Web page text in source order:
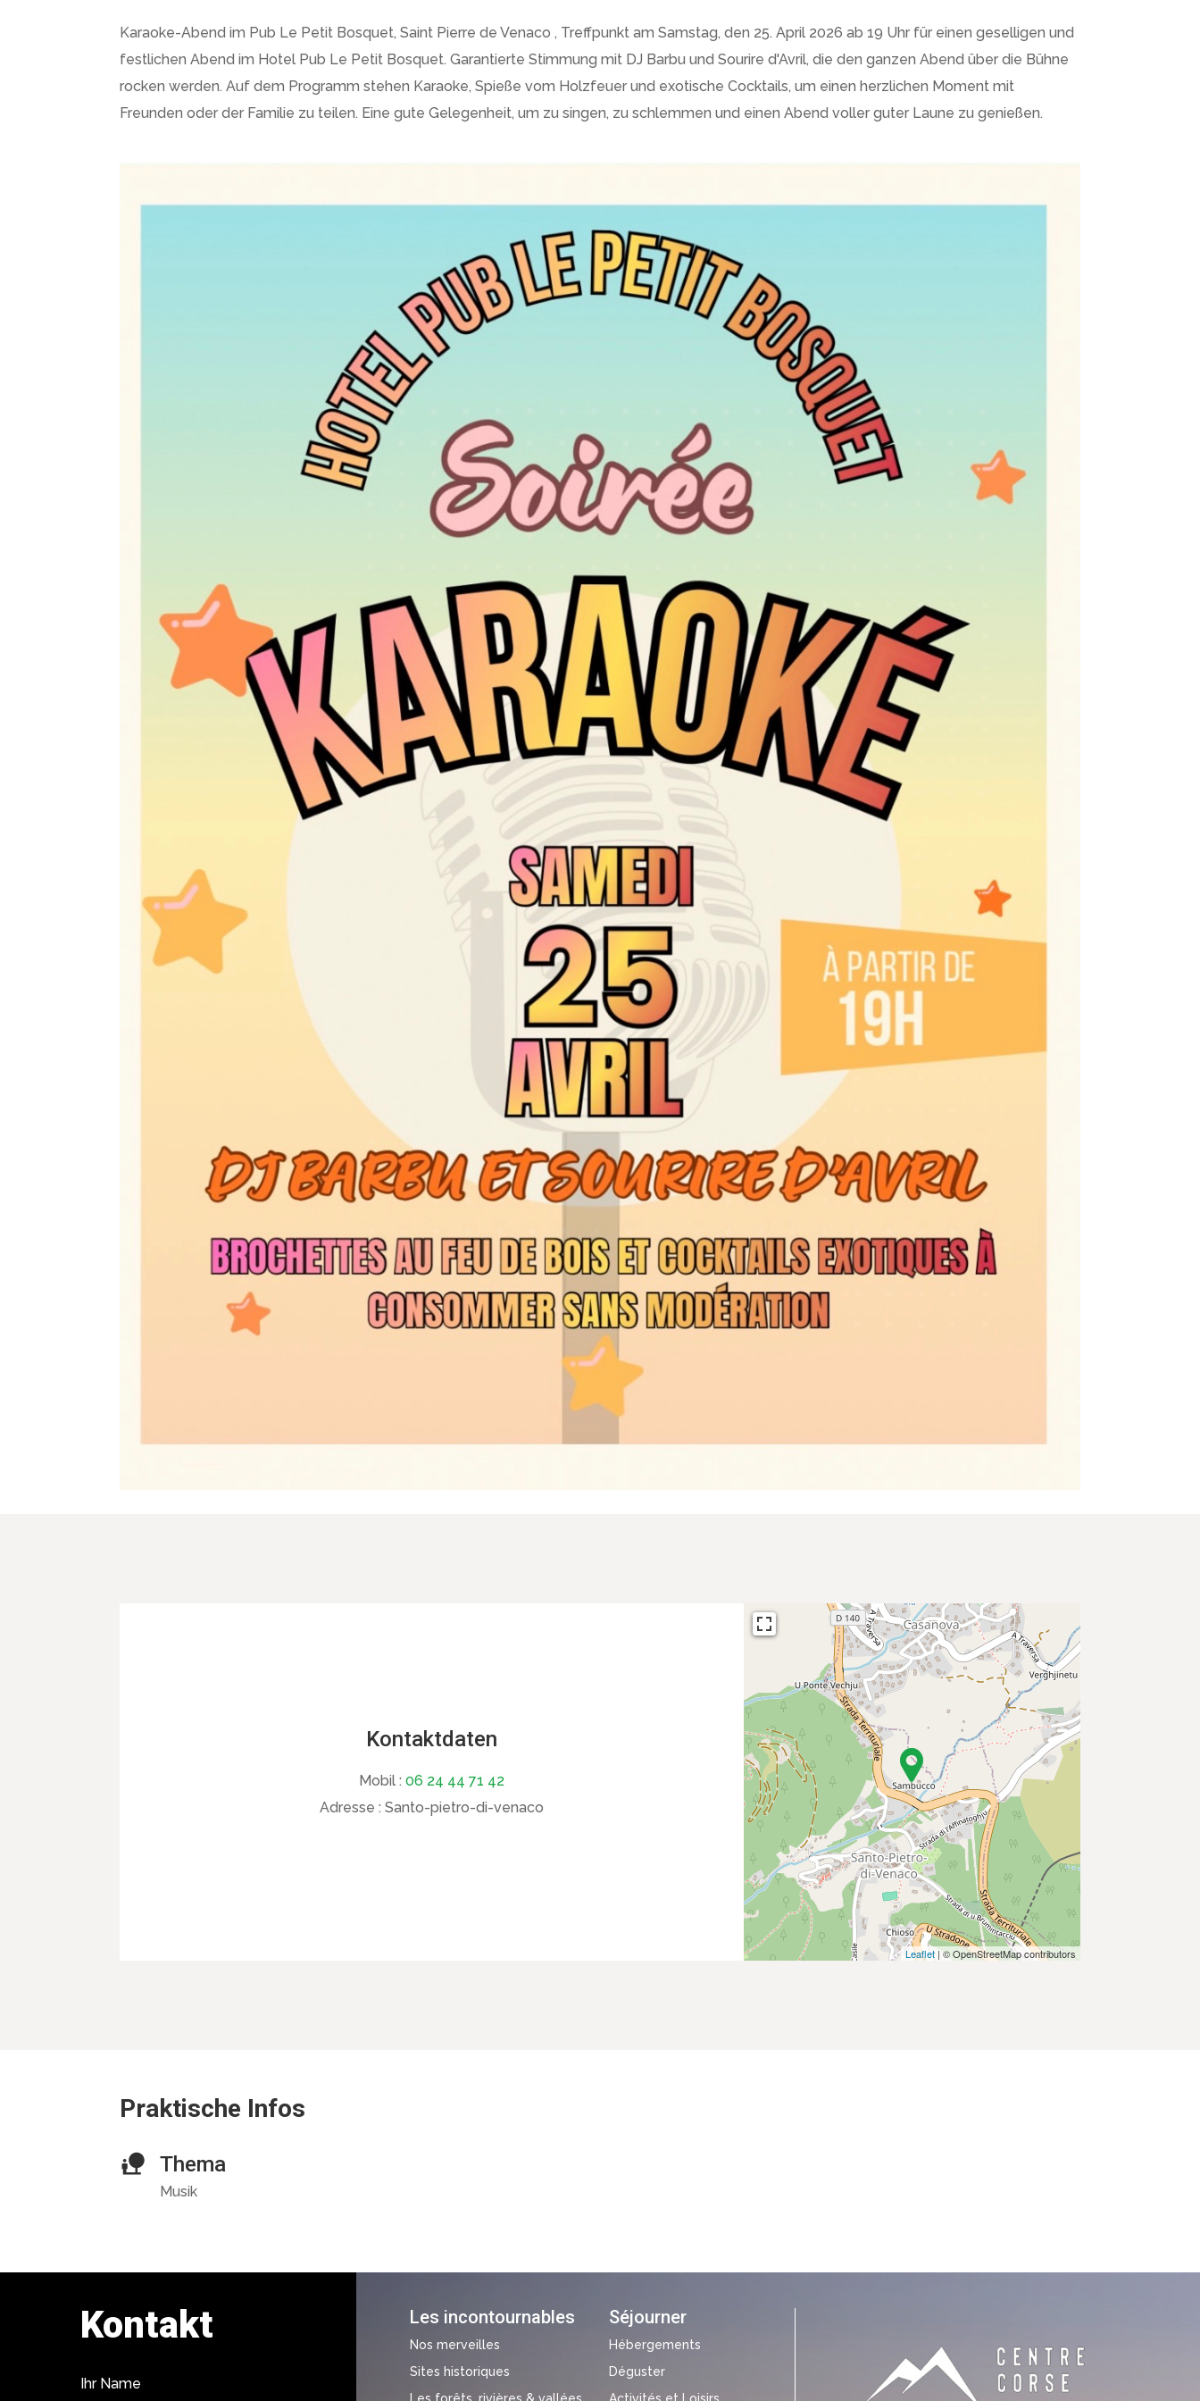
Karaoke-Abend im Pub Le Petit Bosquet, Saint Pierre de Venaco , Treffpunkt am Samstag, den 25. April 2026 ab 19 Uhr für einen geselligen und
festlichen Abend im Hotel Pub Le Petit Bosquet. Garantierte Stimmung mit DJ Barbu und Sourire d'Avril, die den ganzen Abend über die Bühne
rocken werden. Auf dem Programm stehen Karaoke, Spieße vom Holzfeuer und exotische Cocktails, um einen herzlichen Moment mit
Freunden oder der Familie zu teilen. Eine gute Gelegenheit, um zu singen, zu schlemmen und einen Abend voller guter Laune zu genießen.
Kontaktdaten
Mobil :06 24 44 71 42
Adresse :Santo-pietro-di-venaco
Leaflet| © OpenStreetMap contributors
Praktische Infos
Thema
Musik
Les incontournables
Nos merveilles
Sites historiques
Séjourner
Hébergements
Déguster
Kontakt
Ihr Name